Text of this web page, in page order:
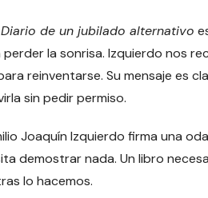
Diario de un jubilado alternativo
la sonrisa. Izquierdo nos
reinventarse. Su mensaje es
sin pedir permiso.
Joaquín Izquierdo firma una
demostrar nada. Un libro
lo hacemos.